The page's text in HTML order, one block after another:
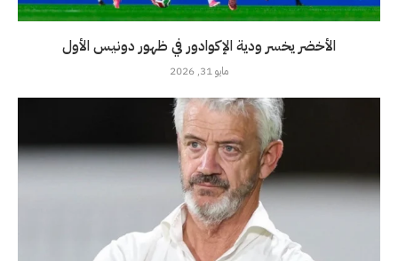
الأخضر يخسر ودية الإكوادور في ظهور دونيس الأول
مايو 31, 2026